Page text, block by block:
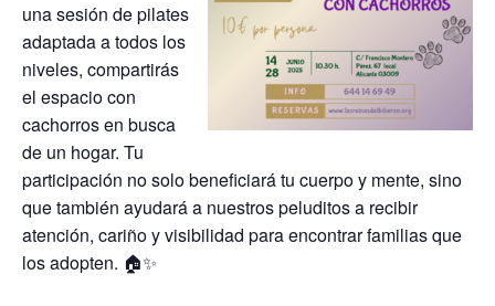
una sesión de pilates
adaptada a todos los
niveles, compartirás
el espacio con
cachorros en busca
de un hogar. Tu
participación no solo beneficiará tu cuerpo y mente, sino
que también ayudará a nuestros peluditos a recibir
atención, cariño y visibilidad para encontrar familias que
los adopten. 🏠✨